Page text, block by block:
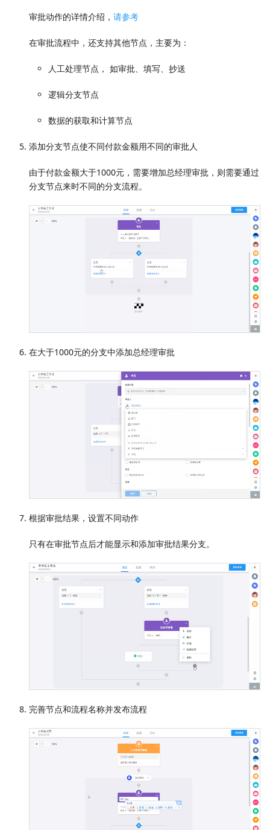
审批动作的详情介绍， 请参考
在审批流程中，还支持其他节点，主要为：
人工处理节点， 如审批、填写、抄送
逻辑分支节点
数据的获取和计算节点
添加分支节点使不同付款金额用不同的审批人
由于付款金额大于1000元，需要增加总经理审批，则需要通过
分支节点来时不同的分支流程。
在大于1000元的分支中添加总经理审批
根据审批结果，设置不同动作
只有在审批节点后才能显示和添加审批结果分支。
完善节点和流程名称并发布流程